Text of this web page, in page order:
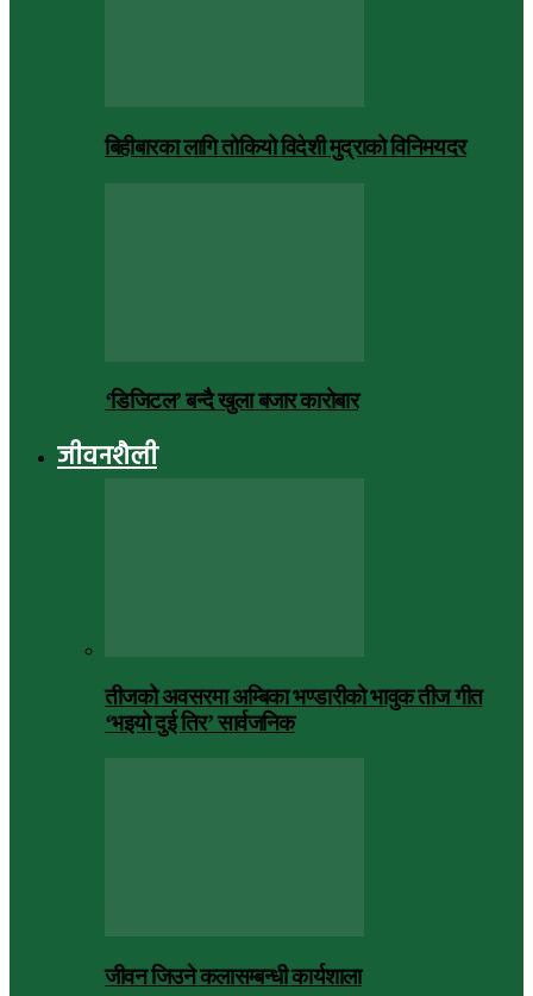
बिहीबारका लागि तोकियो विदेशी मुद्राको विनिमयदर
‘डिजिटल’ बन्दै खुला बजार कारोबार
जीवनशैली
तीजको अवसरमा अम्बिका भण्डारीको भावुक तीज गीत
‘भइयो दुई तिर’ सार्वजनिक
जीवन जिउने कलासम्बन्धी कार्यशाला